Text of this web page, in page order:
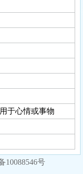
于心情或事物
10088546号